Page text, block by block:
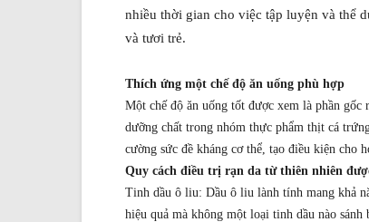
nhiều thời gian cho việc tập luyện và thể
và tươi trẻ.
Thích ứng một chế độ ăn uống phù hợp
Một chế độ ăn uống tốt được xem là phần gốc
dưỡng chất trong nhóm thực phẩm thịt cá
cường sức đề kháng cơ thể, tạo điều kiện cho
Quy cách điều trị rạn da từ thiên nhiên
Tinh dầu ô liu: Dầu ô liu lành tính mang khả
hiệu quả mà không một loại tinh dầu nào